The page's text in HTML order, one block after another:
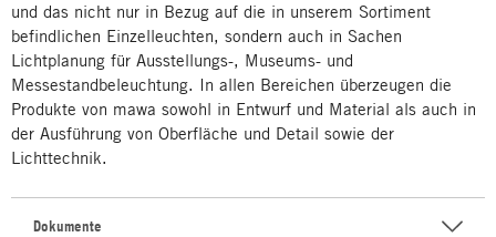
und das nicht nur in Bezug auf die in unserem Sortiment
befindlichen Einzelleuchten, sondern auch in Sachen
Lichtplanung für Ausstellungs-, Museums- und
Messestandbeleuchtung. In allen Bereichen überzeugen die
Produkte von mawa sowohl in Entwurf und Material als auch in
der Ausführung von Oberfläche und Detail sowie der
Lichttechnik.
Dokumente